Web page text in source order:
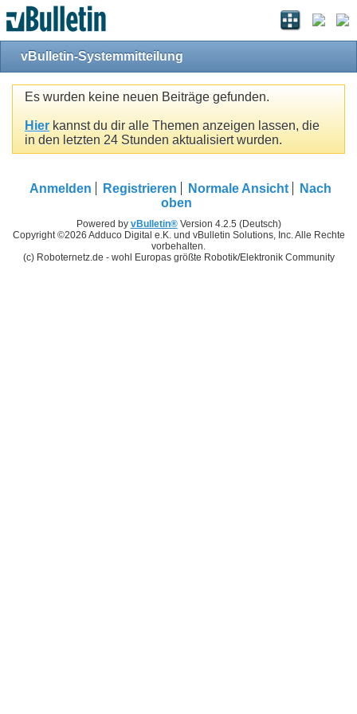
vBulletin-Systemmitteilung
Es wurden keine neuen Beiträge gefunden.
Hier kannst du dir alle Themen anzeigen lassen, die
in den letzten 24 Stunden aktualisiert wurden.
Anmelden Registrieren Normale Ansicht
Nach
oben
Powered by vBulletin®Version 4.2.5 (Deutsch)
Copyright ©2026 Adduco Digital e.K. und vBulletin Solutions, Inc. Alle Rechte
vorbehalten.
(c) Roboternetz.de - wohl Europas größte Robotik/Elektronik Community